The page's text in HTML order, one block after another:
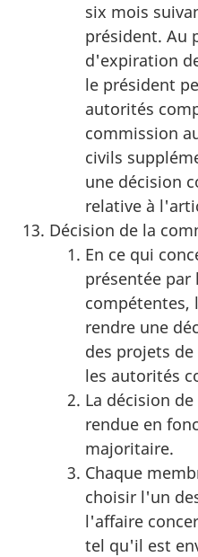
six mois
président. Au
d'expiration
le président
autorités
commission
civils
une décision
relative à
Décision de la
En ce qui
présentée
compétentes,
rendre une
des projets
les autorités
La décision
rendue en
majoritaire.
Chaque
choisir l'un
l'affaire
tel qu'il est